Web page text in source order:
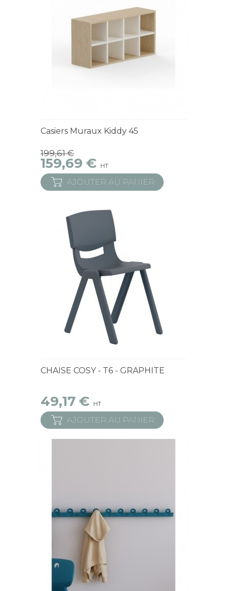
Casiers Muraux Kiddy 45
199,61 €
159,69 € HT
AJOUTER AU PANIER
CHAISE COSY - T6 - GRAPHITE
49,17 € HT
AJOUTER AU PANIER